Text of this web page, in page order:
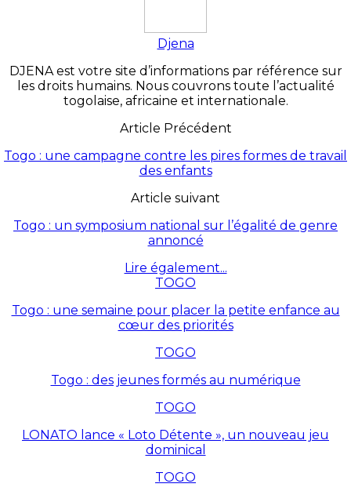
Djena
DJENA est votre site d’informations par référence sur
les droits humains. Nous couvrons toute l’actualité
togolaise, africaine et internationale.
Article Précédent
Togo : une campagne contre les pires formes de travail
des enfants
Article suivant
Togo : un symposium national sur l’égalité de genre
annoncé
Lire également...
TOGO
Togo : une semaine pour placer la petite enfance au
cœur des priorités
TOGO
Togo : des jeunes formés au numérique
TOGO
LONATO lance « Loto Détente », un nouveau jeu
dominical
TOGO